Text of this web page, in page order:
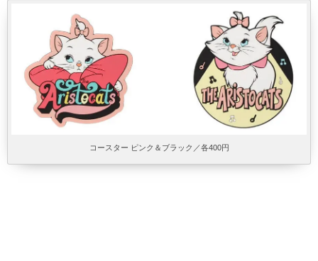
コースター ピンク＆ブラック／各400円